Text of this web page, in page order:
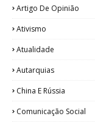
Artigo De Opinião
Ativismo
Atualidade
Autarquias
China E Rússia
Comunicação Social